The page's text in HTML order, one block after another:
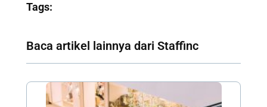
Tags:
Baca artikel lainnya dari Staffinc